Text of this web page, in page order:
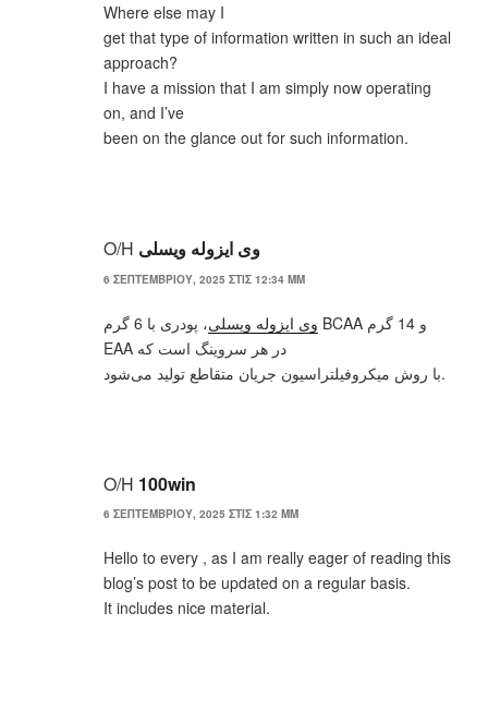
Where else may I
get that type of information written in such an ideal
approach?
I have a mission that I am simply now operating
on, and I’ve
been on the glance out for such information.
Ο/Η وی ایزوله ویسلی
6 ΣΕΠΤΕΜΒΡΊΟΥ, 2025 ΣΤΙΣ 12:34 ΜΜ
وی ایزوله ویسلی
، پودری با 6 گرم BCAA و 14 گرم
EAA در هر سروینگ است که
با روش میکروفیلتراسیون جریان متقاطع تولید می‌شود.
Ο/Η 100win
6 ΣΕΠΤΕΜΒΡΊΟΥ, 2025 ΣΤΙΣ 1:32 ΜΜ
Hello to every , as I am really eager of reading this
blog’s post to be updated on a regular basis.
It includes nice material.